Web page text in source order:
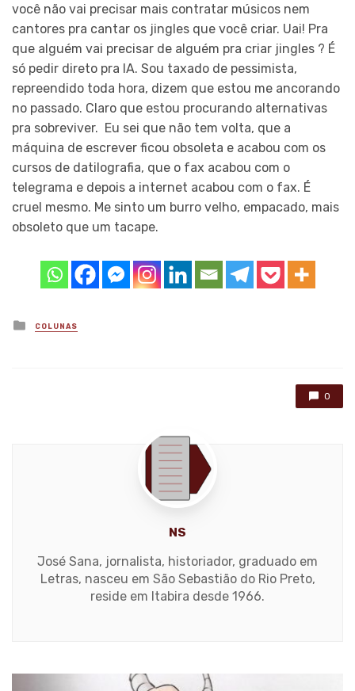
você não vai precisar mais contratar músicos nem
cantores pra cantar os jingles que você criar. Uai! Pra
que alguém vai precisar de alguém pra criar jingles ? É
só pedir direto pra IA. Sou taxado de pessimista,
repreendido toda hora, dizem que estou me ancorando
no passado. Claro que estou procurando alternativas
pra sobreviver. Eu sei que não tem volta, que a
máquina de escrever ficou obsoleta e acabou com os
cursos de datilografia, que o fax acabou com o
telegrama e depois a internet acabou com o fax. É
cruel mesmo. Me sinto um burro velho, empacado, mais
obsoleto que um tacape.
Posted
in
COLUNAS
0
NS
José Sana, jornalista, historiador, graduado em
Letras, nasceu em São Sebastião do Rio Preto,
reside em Itabira desde 1966.